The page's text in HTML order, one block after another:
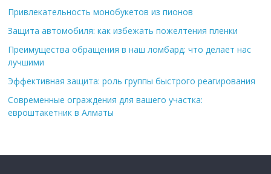
Привлекательность монобукетов из пионов
Защита автомобиля: как избежать пожелтения пленки
Преимущества обращения в наш ломбард: что делает нас
лучшими
Эффективная защита: роль группы быстрого реагирования
Современные ограждения для вашего участка:
евроштакетник в Алматы